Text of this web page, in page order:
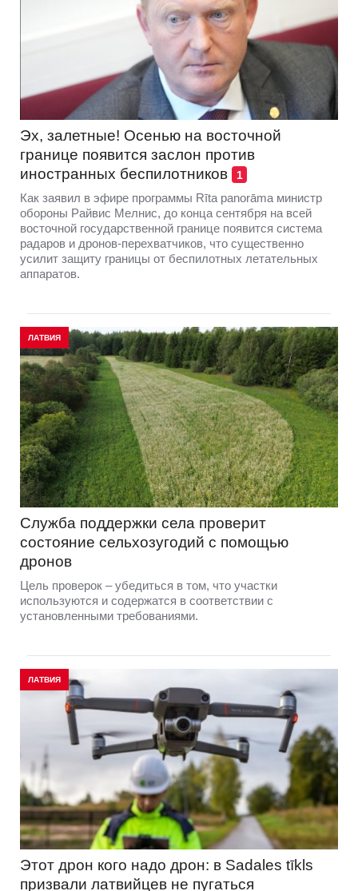
Эх, залетные! Осенью на восточной
границе появится заслон против
иностранных беспилотников
1
Как заявил в эфире программы Rīta panorāma министр
обороны Райвис Мелнис, до конца сентября на всей
восточной государственной границе появится система
радаров и дронов-перехватчиков, что существенно
усилит защиту границы от беспилотных летательных
аппаратов.
ЛАТВИЯ
Служба поддержки села проверит
состояние сельхозугодий с помощью
дронов
Цель проверок – убедиться в том, что участки
используются и содержатся в соответствии с
установленными требованиями.
ЛАТВИЯ
Этот дрон кого надо дрон: в Sadales tīkls
призвали латвийцев не пугаться